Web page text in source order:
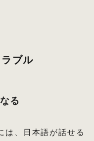
ブル
る
は、日本語が話せる